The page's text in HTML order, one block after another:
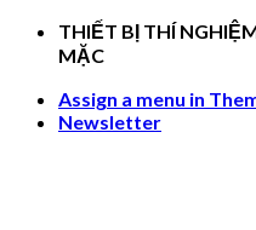
Skip
THIẾT BỊ THÍ
MẶC
Assign a menu in
Newsletter